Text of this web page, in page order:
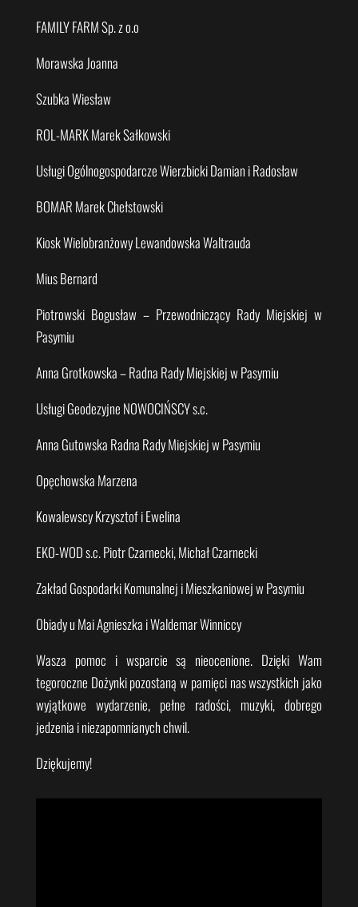
FAMILY FARM Sp. z o.o
Morawska Joanna
Szubka Wiesław
ROL-MARK Marek Sałkowski
Usługi Ogólnogospodarcze Wierzbicki Damian i Radosław
BOMAR Marek Chełstowski
Kiosk Wielobranżowy Lewandowska Waltrauda
Mius Bernard
Piotrowski Bogusław – Przewodniczący Rady Miejskiej w
Pasymiu
Anna Grotkowska – Radna Rady Miejskiej w Pasymiu
Usługi Geodezyjne NOWOCIŃSCY s.c.
Anna Gutowska Radna Rady Miejskiej w Pasymiu
Opęchowska Marzena
Kowalewscy Krzysztof i Ewelina
EKO-WOD s.c. Piotr Czarnecki, Michał Czarnecki
Zakład Gospodarki Komunalnej i Mieszkaniowej w Pasymiu
Obiady u Mai Agnieszka i Waldemar Winniccy
Wasza pomoc i wsparcie są nieocenione. Dzięki Wam
tegoroczne Dożynki pozostaną w pamięci nas wszystkich jako
wyjątkowe wydarzenie, pełne radości, muzyki, dobrego
jedzenia i niezapomnianych chwil.
Dziękujemy!